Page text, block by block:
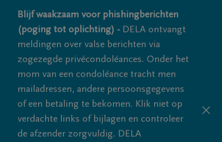
Blijf waakzaam voor phishingberichten
(poging tot oplichting) - DELA ontvangt
meldingen over valse berichten via
zogezegde privécondoléances. Onder het
mom van een condoléance tracht men
mailadressen, andere persoonsgegevens
of een betaling te bekomen. Klik niet op
verdachte links of bijlagen en controleer
de afzender zorgvuldig. DELA